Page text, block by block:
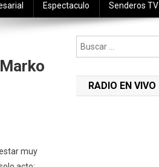
Espectaculo Senderos TV
muy
RADIO EN VIVO